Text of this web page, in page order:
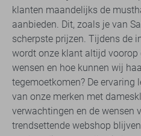
klanten maandelijks de
aanbieden. Dit, zoals je van
scherpste prijzen. Tijdens de
wordt onze klant altijd voorop
wensen en hoe kunnen wij
tegemoetkomen? De ervaring
van onze merken met
verwachtingen en de wensen
trendsettende webshop